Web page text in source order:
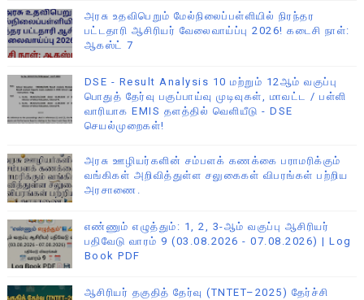
அரசு உதவிபெறும் மேல்நிலைப்பள்ளியில் நிரந்தர
பட்டதாரி ஆசிரியர் வேலைவாய்ப்பு 2026! கடைசி நாள்:
ஆகஸ்ட் 7
DSE - Result Analysis 10 மற்றும் 12ஆம் வகுப்பு
பொதுத் தேர்வு பகுப்பாய்வு முடிவுகள், மாவட்ட / பள்ளி
வாரியாக EMIS தளத்தில் வெளியீடு - DSE
செயல்முறைகள்!
அரசு ஊழியர்களின் சம்பளக் கணக்கை பராமரிக்கும்
வங்கிகள் அறிவித்துள்ள சலுகைகள் விபரங்கள் பற்றிய
அரசாணை.
எண்ணும் எழுத்தும்: 1, 2, 3-ஆம் வகுப்பு ஆசிரியர்
பதிவேடு வாரம் 9 (03.08.2026 - 07.08.2026) | Log
Book PDF
ஆசிரியர் தகுதித் தேர்வு (TNTET–2025) தேர்ச்சி